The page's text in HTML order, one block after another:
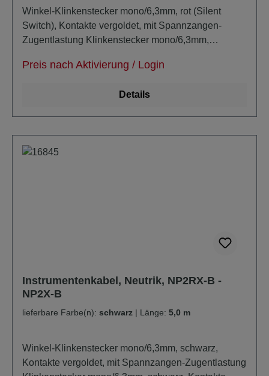
Winkel-Klinkenstecker mono/6,3mm, rot (Silent
Switch), Kontakte vergoldet, mit Spannzangen-
Zugentlastung Klinkenstecker mono/6,3mm,
Zugentlastung Kabeldurchmesser: ca 6,8mm
masseleitende PE-Schicht verlustarm extra trittfest
Preis nach Aktivierung / Login
Details
Instrumentenkabel, Neutrik, NP2RX-B -
NP2X-B
lieferbare Farbe(n): schwarz | Länge: 5,0 m
Winkel-Klinkenstecker mono/6,3mm, schwarz,
Kontakte vergoldet, mit Spannzangen-Zugentlastung